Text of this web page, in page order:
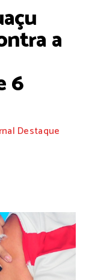
a
6
Destaque